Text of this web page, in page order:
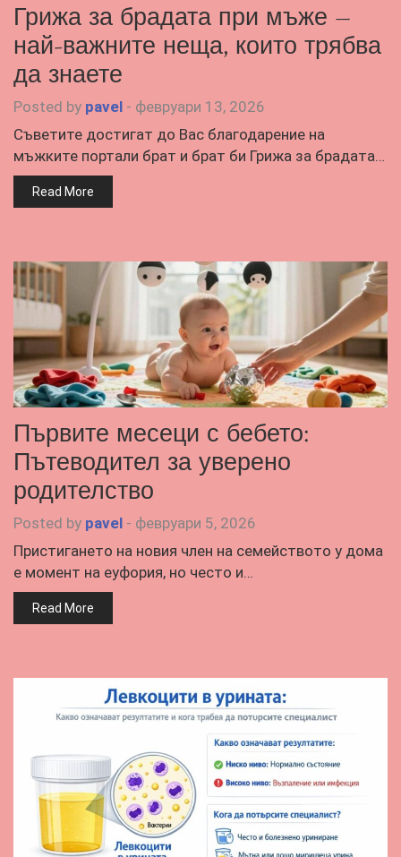
Грижа за брадата при мъже –
най-важните неща, които трябва
да знаете
Posted by pavel - февруари 13, 2026
Съветите достигат до Вас благодарение на
мъжките портали брат и брат би Грижа за брадата…
Read More
Първите месеци с бебето:
Пътеводител за уверено
родителство
Posted by pavel - февруари 5, 2026
Пристигането на новия член на семейството у дома
е момент на еуфория, но често и…
Read More